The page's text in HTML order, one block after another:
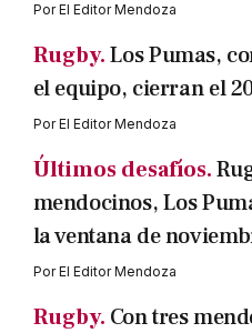
PorEl Editor Mendoza
Rugby.Los Pumas,
el equipo, cierran el
PorEl Editor Mendoza
Últimos desafíos.
mendocinos, Los
la ventana de
PorEl Editor Mendoza
Rugby. Con tres